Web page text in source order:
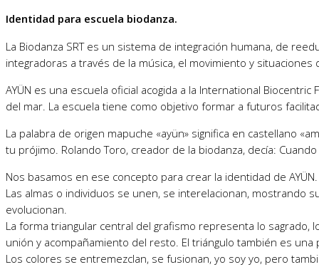
Identidad para escuela biodanza.
La Biodanza SRT es un sistema de integración humana, de
integradoras a través de la música, el movimiento y
AYÜN es una escuela oficial acogida a la International
del mar. La escuela tiene como objetivo formar a futuros
La palabra de origen mapuche «ayün» significa en castellano
tu prójimo. Rolando Toro, creador de la biodanza, decía:
Nos basamos en ese concepto para crear la identidad de AYÜN.
Las almas o individuos se unen, se interelacionan, mostrando
evolucionan.
La forma triangular central del grafismo representa lo
unión y acompañamiento del resto. El triángulo también es
Los colores se entremezclan, se fusionan, yo soy yo, pero